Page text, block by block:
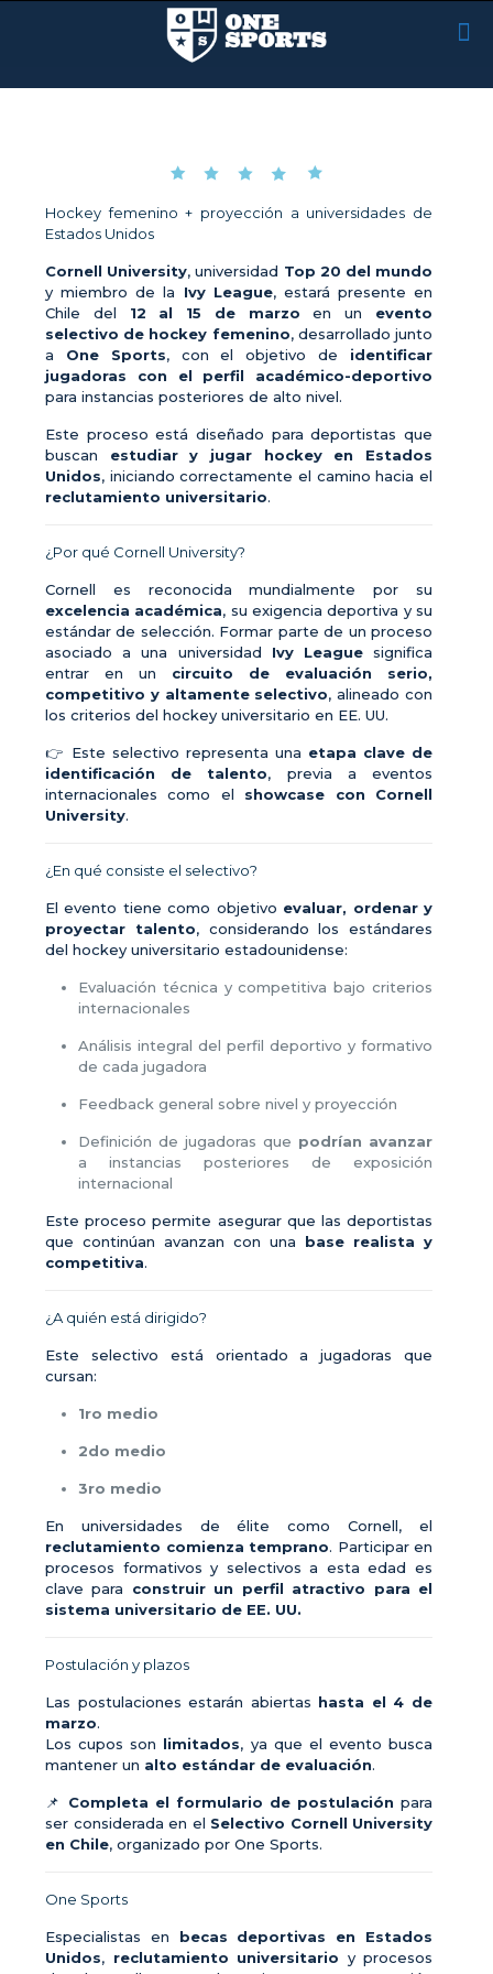
Hockey femenino + proyección a universidades de
Estados Unidos
Cornell University, universidad Top 20 del mundo
y miembro de la Ivy League, estará presente en
Chile del 12 al 15 de marzo en un evento
selectivo de hockey femenino, desarrollado junto
a One Sports, con el objetivo de identificar
jugadoras con el perfil académico-deportivo
para instancias posteriores de alto nivel.
Este proceso está diseñado para deportistas que
buscan estudiar y jugar hockey en Estados
Unidos, iniciando correctamente el camino hacia el
reclutamiento universitario.
¿Por qué Cornell University?
Cornell es reconocida mundialmente por su
excelencia académica, su exigencia deportiva y su
estándar de selección. Formar parte de un proceso
asociado a una universidad Ivy Leaguesignifica
entrar en un circuito de evaluación serio,
competitivo y altamente selectivo, alineado con
los criterios del hockey universitario en EE. UU.
👉 Este selectivo representa una etapa clave de
identificación de talento, previa a eventos
internacionales como el showcase con Cornell
University.
¿En qué consiste el selectivo?
El evento tiene como objetivo evaluar, ordenar y
proyectar talento, considerando los estándares
del hockey universitario estadounidense:
Evaluación técnica y competitiva bajo criterios
internacionales
Análisis integral del perfil deportivo y formativo
de cada jugadora
Feedback general sobre nivel y proyección
Definición de jugadoras que podrían avanzar
a instancias posteriores de exposición
internacional
Este proceso permite asegurar que las deportistas
que continúan avanzan con una base realista y
competitiva.
¿A quién está dirigido?
Este selectivo está orientado a jugadoras que
cursan:
1ro medio
2do medio
3ro medio
En universidades de élite como Cornell, el
reclutamiento comienza temprano. Participar en
procesos formativos y selectivos a esta edad es
clave para construir un perfil atractivo para el
sistema universitario de EE. UU.
Postulación y plazos
Las postulaciones estarán abiertas hasta el 4 de
marzo.
Los cupos son limitados, ya que el evento busca
mantener un alto estándar de evaluación.
📌 Completa el formulario de postulación para
ser considerada en el Selectivo Cornell University
en Chile, organizado por One Sports.
One Sports
Especialistas en becas deportivas en Estados
Unidos, reclutamiento universitario y procesos